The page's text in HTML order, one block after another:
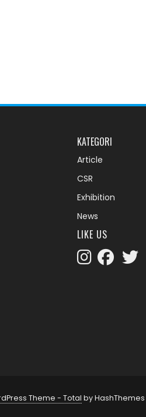
KATEGORI
Article
CSR
Exhibition
News
LIKE US
Theme - Total by HashThemes